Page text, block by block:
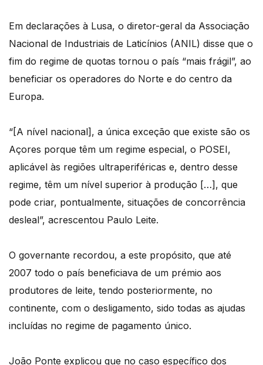
Em declarações à Lusa, o diretor-geral da Associação
Nacional de Industriais de Laticínios (ANIL) disse que o
fim do regime de quotas tornou o país “mais frágil”, ao
beneficiar os operadores do Norte e do centro da
Europa.
“[A nível nacional], a única exceção que existe são os
Açores porque têm um regime especial, o POSEI,
aplicável às regiões ultraperiféricas e, dentro desse
regime, têm um nível superior à produção […], que
pode criar, pontualmente, situações de concorrência
desleal”, acrescentou Paulo Leite.
O governante recordou, a este propósito, que até
2007 todo o país beneficiava de um prémio aos
produtores de leite, tendo posteriormente, no
continente, com o desligamento, sido todas as ajudas
incluídas no regime de pagamento único.
João Ponte explicou que no caso específico dos